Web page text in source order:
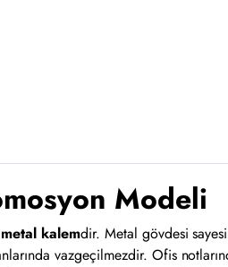
Modeli
metal kalemdir. Metal gövdesi
vazgeçilmezdir. Ofis